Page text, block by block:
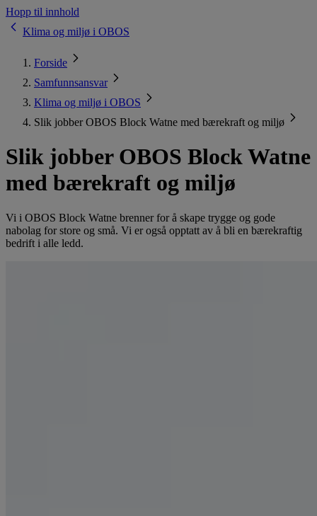
Hopp til innhold
Klima og miljø i OBOS
Forside
Samfunnsansvar
Klima og miljø i OBOS
Slik jobber OBOS Block Watne med bærekraft og miljø
Slik jobber OBOS Block Watne
med bærekraft og miljø
Vi i OBOS Block Watne brenner for å skape trygge og gode
nabolag for store og små. Vi er også opptatt av å bli en bærekraftig
bedrift i alle ledd.